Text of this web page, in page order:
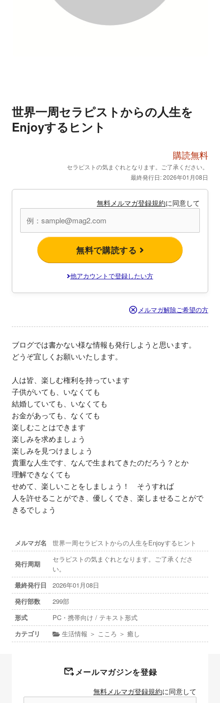
世界一周セラピストからの人生を
Enjoyするヒント
購読無料
セラピストの気まぐれとなります。ご了承ください。
最終発行日: 2026年01月08日
無料メルマガ登録規約に同意して
無料で購読する
他アカウントで登録したい方
メルマガ解除ご希望の方
ブログでは書かない様な情報も発行しようと思います。
どうぞ宜しくお願いいたします。
人は皆、楽しむ権利を持っています
子供がいても、いなくても
結婚していても、いなくても
お金があっても、なくても
楽しむことはできます
楽しみを求めましょう
楽しみを見つけましょう
貴重な人生です、なんで生まれてきたのだろう？とか
理解できなくても
せめて、楽しいことをしましょう！　そうすれば
人を許せることができ、優しくでき、楽しませることがで
きるでしょう
メルマガ名 世界一周セラピストからの人生をEnjoyするヒント
発行周期
セラピストの気まぐれとなります。ご了承くださ
い。
最終発行日
2026年01月08日
発行部数
299部
形式
PC・携帯向け / テキスト形式
カテゴリ
生活情報 ＞ こころ ＞ 癒し
メールマガジンを登録
無料メルマガ登録規約に同意して